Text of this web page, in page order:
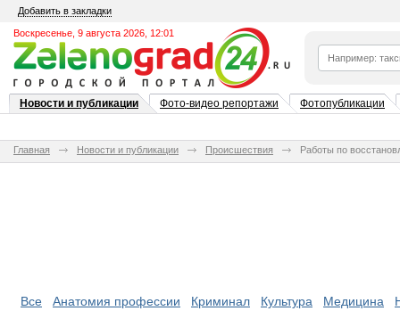
Добавить в закладки
Воскресенье, 9 августа 2026, 12:01
Новости и публикации Фото-видео репортажи Фотопубликации
Главная Новости и публикации Происшествия Работы по
Все Анатомия профессии Криминал Культура Медицина